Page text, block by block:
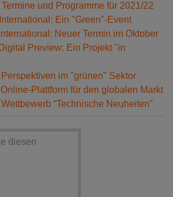
Termine und Programme für 2021/22
Ein "Green"-Event
Neuer Termin im Oktober
Preview: Ein Projekt "in
Perspektiven im "grünen" Sektor
Online-Plattform für den globalen Markt
Wettbewerb “Technische Neuheiten”